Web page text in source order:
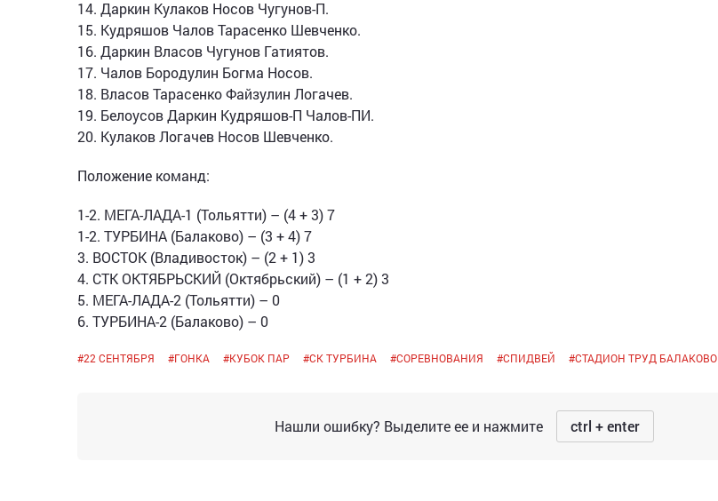
14. Даркин Кулаков Носов Чугунов-П.
15. Кудряшов Чалов Тарасенко Шевченко.
16. Даркин Власов Чугунов Гатиятов.
17. Чалов Бородулин Богма Носов.
18. Власов Тарасенко Файзулин Логачев.
19. Белоусов Даркин Кудряшов-П Чалов-ПИ.
20. Кулаков Логачев Носов Шевченко.
Положение команд:
1-2. МЕГА-ЛАДА-1 (Тольятти) – (4 + 3) 7
1-2. ТУРБИНА (Балаково) – (3 + 4) 7
3. ВОСТОК (Владивосток) – (2 + 1) 3
4. СТК ОКТЯБРЬСКИЙ (Октябрьский) – (1 + 2) 3
5. МЕГА-ЛАДА-2 (Тольятти) – 0
6. ТУРБИНА-2 (Балаково) – 0
#22 СЕНТЯБРЯ #ГОНКА #КУБОК ПАР #СК ТУРБИНА #СОРЕВНОВАНИЯ #СПИДВЕЙ #СТАДИОН ТРУД БАЛАКОВО
Нашли ошибку? Выделите ее и нажмите ctrl + enter